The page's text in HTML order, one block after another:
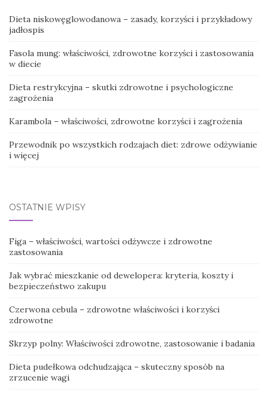
Dieta niskowęglowodanowa – zasady, korzyści i przykładowy
jadłospis
Fasola mung: właściwości, zdrowotne korzyści i zastosowania
w diecie
Dieta restrykcyjna – skutki zdrowotne i psychologiczne
zagrożenia
Karambola – właściwości, zdrowotne korzyści i zagrożenia
Przewodnik po wszystkich rodzajach diet: zdrowe odżywianie
i więcej
OSTATNIE WPISY
Figa – właściwości, wartości odżywcze i zdrowotne
zastosowania
Jak wybrać mieszkanie od dewelopera: kryteria, koszty i
bezpieczeństwo zakupu
Czerwona cebula – zdrowotne właściwości i korzyści
zdrowotne
Skrzyp polny: Właściwości zdrowotne, zastosowanie i badania
Dieta pudełkowa odchudzająca – skuteczny sposób na
zrzucenie wagi